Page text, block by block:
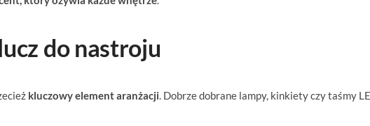
do nastroju
kluczowy element aranżacji. Dobrze dobrane lampy, kinkiety czy taśmy